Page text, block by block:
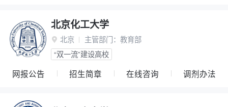
北京化工大学
 北京 主管部门： 教育部
“双一流”建设高校
网报公告 招生简章 在线咨询 调剂办法